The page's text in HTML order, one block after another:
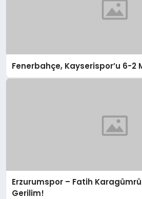
Fenerbahçe, Kayserispor’u 6-2
Erzurumspor – Fatih
Gerilim!